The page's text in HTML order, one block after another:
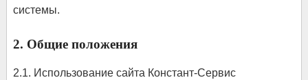
системы.
2. Общие положения
2.1. Использование сайта Констант-Сервис